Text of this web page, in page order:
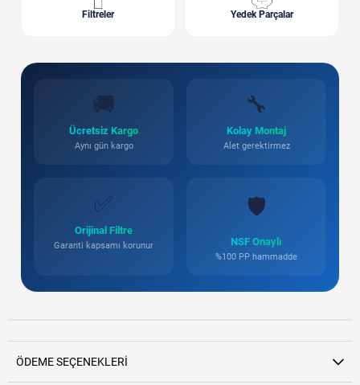
Filtreler Yedek Parçalar
🚚
Ücretsiz Kargo
Aynı gün kargo
🔧
Kolay Montaj
Alet gerektirmez
✅
Orijinal Filtre
Garanti kapsamı korunur
🛡️
NSF Onaylı
%100 PP hammadde
ÖDEME SEÇENEKLERI